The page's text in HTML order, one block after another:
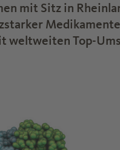
mit Sitz in
weltweiten Top-